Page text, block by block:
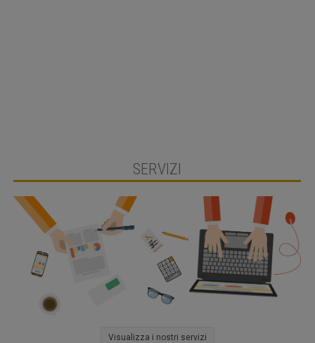
SERVIZI
Visualizza i nostri servizi